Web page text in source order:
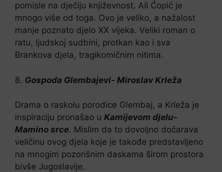
pomisle na dječiju književnost. Ali Ćopić je
mnogo više od toga. Ovo je veliko, a nažalost
manje poznato djelo XX vijeka. Veliki roman o
ratu, ljudskoj sudbini, protkan kao i sva
Brankova djela, tragikomičnim nitima.
8. Gospoda Glembajevi- Miroslav Krleža
Drama o raskolu porodice Glembaj, a Krleža je
inspiraciju pronašao u Kamijevom djelu-
Mamino srce. Mislim da to dovoljno dočarava
veličinu ovog djela koje je takođe predstavljeno
na mnogim pozorišnim daskama širom prostora
bivše Jugoslavije.